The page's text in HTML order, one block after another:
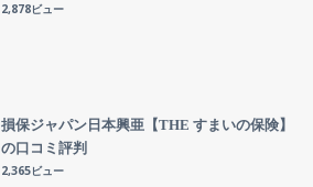
2,878ビュー
損保ジャパン日本興亜【THE すまいの保険】
の口コミ評判
2,365ビュー